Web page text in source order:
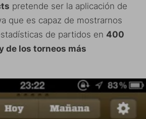
pretende ser la aplicación de
que es capaz de mostrarnos
de partidos en 400
de los torneos más